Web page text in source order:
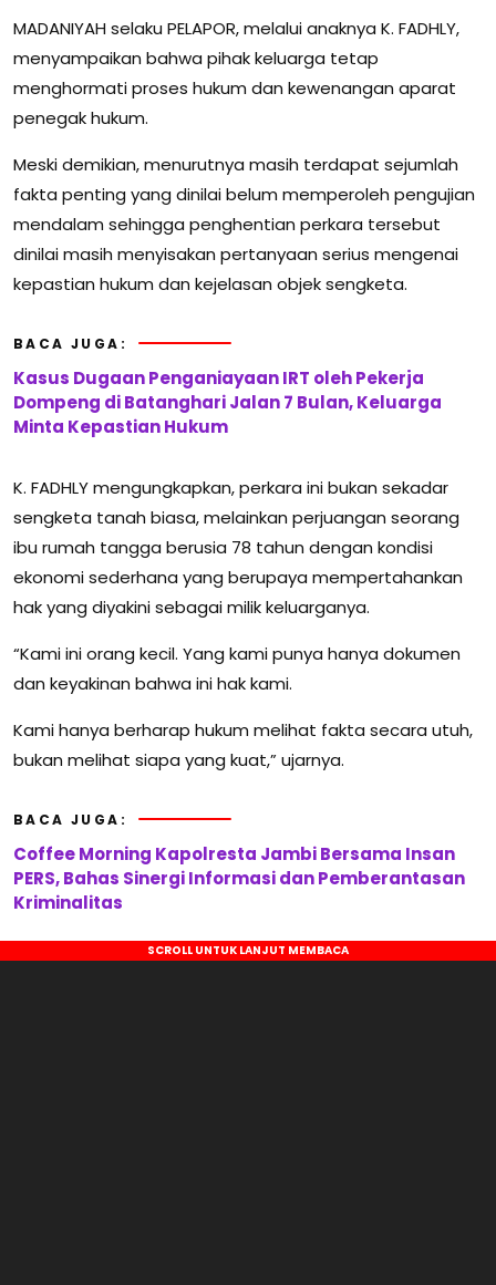
MADANIYAH selaku PELAPOR, melalui anaknya K. FADHLY,
menyampaikan bahwa pihak keluarga tetap
menghormati proses hukum dan kewenangan aparat
penegak hukum.
Meski demikian, menurutnya masih terdapat sejumlah
fakta penting yang dinilai belum memperoleh pengujian
mendalam sehingga penghentian perkara tersebut
dinilai masih menyisakan pertanyaan serius mengenai
kepastian hukum dan kejelasan objek sengketa.
BACA JUGA:
Kasus Dugaan Penganiayaan IRT oleh Pekerja
Dompeng di Batanghari Jalan 7 Bulan, Keluarga
Minta Kepastian Hukum
K. FADHLY mengungkapkan, perkara ini bukan sekadar
sengketa tanah biasa, melainkan perjuangan seorang
ibu rumah tangga berusia 78 tahun dengan kondisi
ekonomi sederhana yang berupaya mempertahankan
hak yang diyakini sebagai milik keluarganya.
“Kami ini orang kecil. Yang kami punya hanya dokumen
dan keyakinan bahwa ini hak kami.
Kami hanya berharap hukum melihat fakta secara utuh,
bukan melihat siapa yang kuat,” ujarnya.
BACA JUGA:
Coffee Morning Kapolresta Jambi Bersama Insan
PERS, Bahas Sinergi Informasi dan Pemberantasan
Kriminalitas